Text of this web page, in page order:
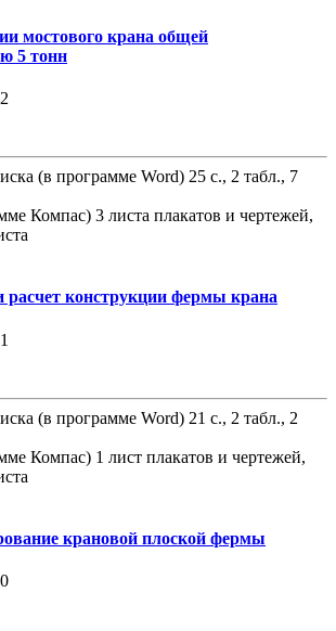
мостового крана общей
5 тонн
(в программе Word) 25 с., 2 табл., 7
Компас) 3 листа плакатов и чертежей,
расчет конструкции фермы крана
(в программе Word) 21 с., 2 табл., 2
Компас) 1 лист плакатов и чертежей,
крановой плоской фермы